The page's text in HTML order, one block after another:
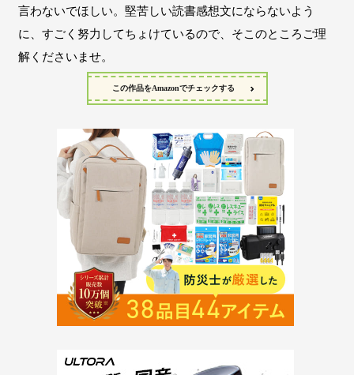
言わないでほしい。堅苦しい読書感想文にならないよう
に、すごく努力してちょけているので、そこのところご理
解くださいませ。
この作品をAmazonでチェックする